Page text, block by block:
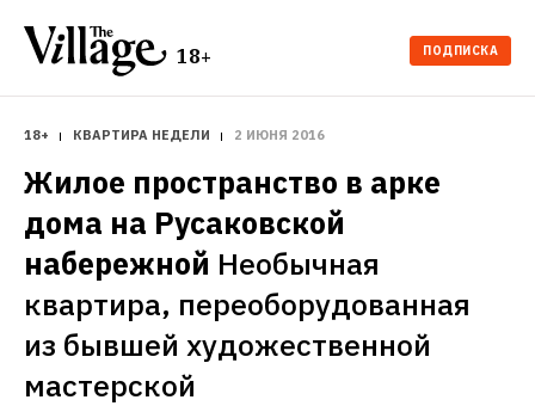
18+ ПОДПИСКА
18+ КВАРТИРА НЕДЕЛИ 2 ИЮНЯ 2016
Жилое пространство в арке
дома на Русаковской
набережной Необычная
квартира, переоборудованная
из бывшей художественной
мастерской